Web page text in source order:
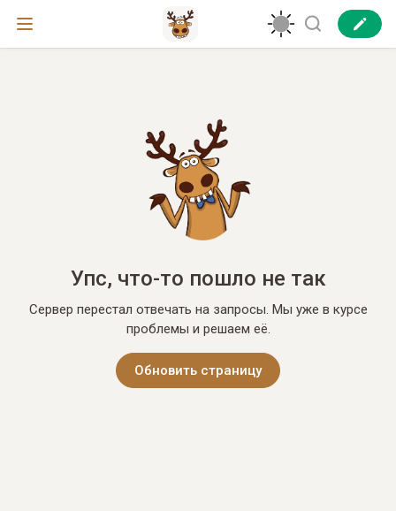
Упс, что-то пошло не так
Сервер перестал отвечать на запросы. Мы уже в курсе
проблемы и решаем её.
Обновить страницу